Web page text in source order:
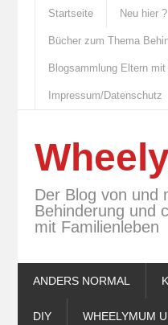
Startseite Neu hier ?
Bücher zum Thema
Blogsammlung Eltern
Impressum/Datenschutz
Der Blog von und
Behinderung und
mit Familienleben
ANDERS NORMAL
DIY WHEELYMUM